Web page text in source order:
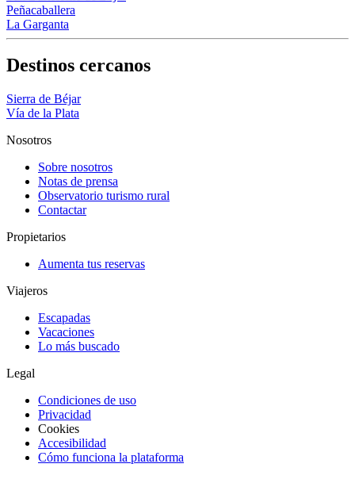
Peñacaballera
La Garganta
Destinos cercanos
Sierra de Béjar
Vía de la Plata
Nosotros
Sobre nosotros
Notas de prensa
Observatorio turismo rural
Contactar
Propietarios
Aumenta tus reservas
Viajeros
Escapadas
Vacaciones
Lo más buscado
Legal
Condiciones de uso
Privacidad
Cookies
Accesibilidad
Cómo funciona la plataforma